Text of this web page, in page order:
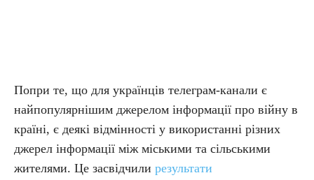
Попри те, що для українців телеграм-канали є
найпопулярнішим джерелом інформації про війну в
країні, є деякі відмінності у використанні різних
джерел інформації між міськими та сільськими
жителями. Це засвідчили результати